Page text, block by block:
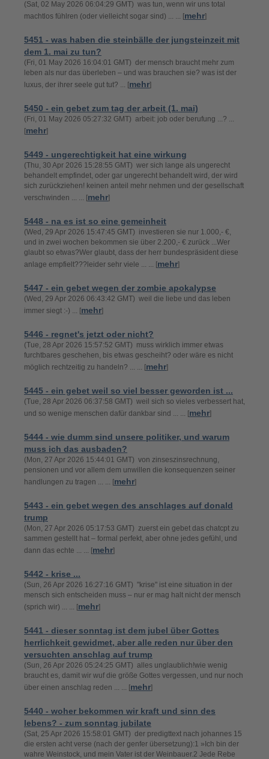
(Sat, 02 May 2026 06:04:29 GMT) was tun, wenn wir uns total
machtlos fühlren (oder vielleicht sogar sind) ... ... [mehr]
5451 - was haben die steinbälle der jungsteinzeit mit
dem 1. mai zu tun?
(Fri, 01 May 2026 16:04:01 GMT) der mensch braucht mehr zum
leben als nur das überleben – und was brauchen sie? was ist der
luxus, der ihrer seele gut tut? ... [mehr]
5450 - ein gebet zum tag der arbeit (1. mai)
(Fri, 01 May 2026 05:27:32 GMT) arbeit: job oder berufung ...? ...
[mehr]
5449 - ungerechtigkeit hat eine wirkung
(Thu, 30 Apr 2026 15:28:55 GMT) wer sich lange als ungerecht
behandelt empfindet, oder gar ungerecht behandelt wird, der wird
sich zurückziehen! keinen anteil mehr nehmen und der gesellschaft
verschwinden ... ... [mehr]
5448 - na es ist so eine gemeinheit
(Wed, 29 Apr 2026 15:47:45 GMT) investieren sie nur 1.000,- €,
und in zwei wochen bekommen sie über 2.200,- € zurück ...Wer
glaubt so etwas?Wer glaubt, dass der herr bundespräsident diese
anlage empfielt???leider sehr viele ... ... [mehr]
5447 - ein gebet wegen der zombie apokalypse
(Wed, 29 Apr 2026 06:43:42 GMT) weil die liebe und das leben
immer siegt :-) ... [mehr]
5446 - regnet's jetzt oder nicht?
(Tue, 28 Apr 2026 15:57:52 GMT) muss wirklich immer etwas
furchtbares geschehen, bis etwas gescheiht? oder wäre es nicht
möglich rechtzeitig zu handeln? ... ... [mehr]
5445 - ein gebet weil so viel besser geworden ist ...
(Tue, 28 Apr 2026 06:37:58 GMT) weil sich so vieles verbessert hat,
und so wenige menschen dafür dankbar sind ... ... [mehr]
5444 - wie dumm sind unsere politiker, und warum
muss ich das ausbaden?
(Mon, 27 Apr 2026 15:44:01 GMT) von zinseszinsrechnung,
pensionen und vor allem dem unwillen die konsequenzen seiner
handlungen zu tragen ... ... [mehr]
5443 - ein gebet wegen des anschlages auf donald
trump
(Mon, 27 Apr 2026 05:17:53 GMT) zuerst ein gebet das chatcpt zu
sammen gestellt hat – formal perfekt, aber ohne jedes gefühl, und
dann das echte ... ... [mehr]
5442 - krise ...
(Sun, 26 Apr 2026 16:27:16 GMT) "krise" ist eine situation in der
mensch sich entscheiden muss – nur er mag halt nicht der mensch
(sprich wir) ... ... [mehr]
5441 - dieser sonntag ist dem jubel über Gottes
herrlichkeit gewidmet, aber alle reden nur über den
versuchten anschlag auf trump
(Sun, 26 Apr 2026 05:24:25 GMT) alles unglaublich!wie wenig
braucht es, damit wir wuf die größe Gottes vergessen, und nur noch
über einen anschlag reden ... ... [mehr]
5440 - woher bekommen wir kraft und sinn des
lebens? - zum sonntag jubilate
(Sat, 25 Apr 2026 15:58:01 GMT) der predigttext nach johannes 15
die ersten acht verse (nach der genfer übersetzung):1 »Ich bin der
wahre Weinstock, und mein Vater ist der Weinbauer.2 Jede Rebe